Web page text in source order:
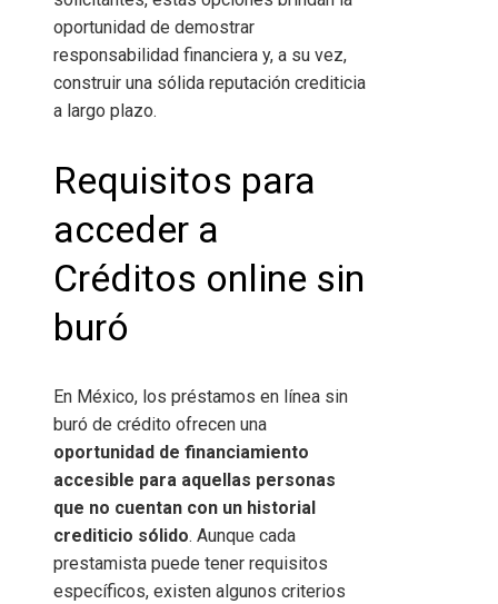
oportunidad de demostrar
responsabilidad financiera y, a su vez,
construir una sólida reputación crediticia
a largo plazo.
Requisitos para
acceder a
Créditos online sin
buró
En México, los préstamos en línea sin
buró de crédito ofrecen una
oportunidad de financiamiento
accesible para aquellas personas
que no cuentan con un historial
crediticio sólido. Aunque cada
prestamista puede tener requisitos
específicos, existen algunos criterios